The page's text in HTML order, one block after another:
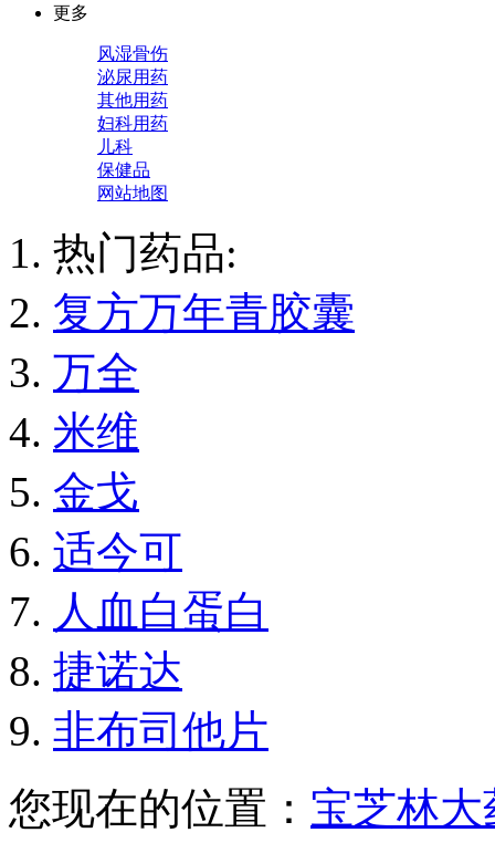
更多
风湿骨伤
泌尿用药
其他用药
妇科用药
儿科
保健品
网站地图
热门药品:
复方万年青胶囊
万全
米维
金戈
适今可
人血白蛋白
捷诺达
非布司他片
您现在的位置： 宝芝林大